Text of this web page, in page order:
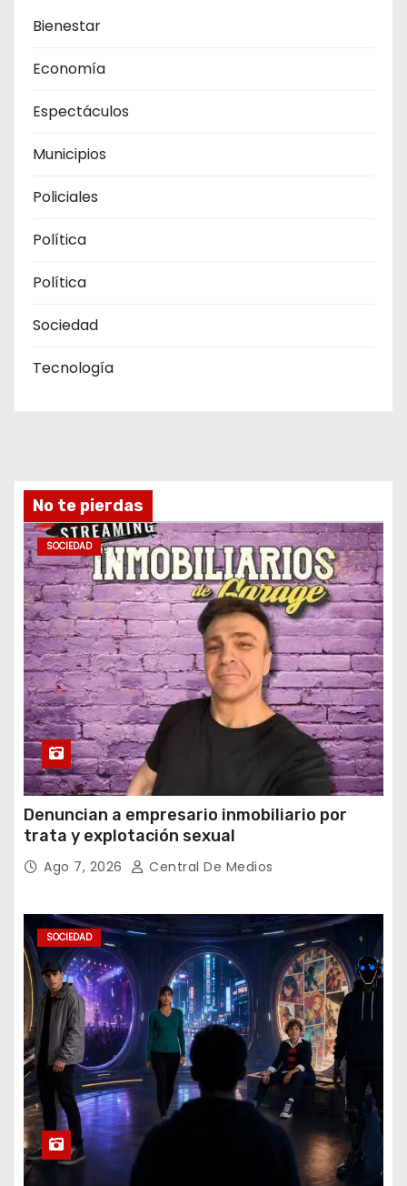
Bienestar
Economía
Espectáculos
Municipios
Policiales
Política
Política
Sociedad
Tecnología
No te pierdas
SOCIEDAD
Denuncian a empresario inmobiliario por
trata y explotación sexual
Ago 7, 2026 Central De Medios
SOCIEDAD